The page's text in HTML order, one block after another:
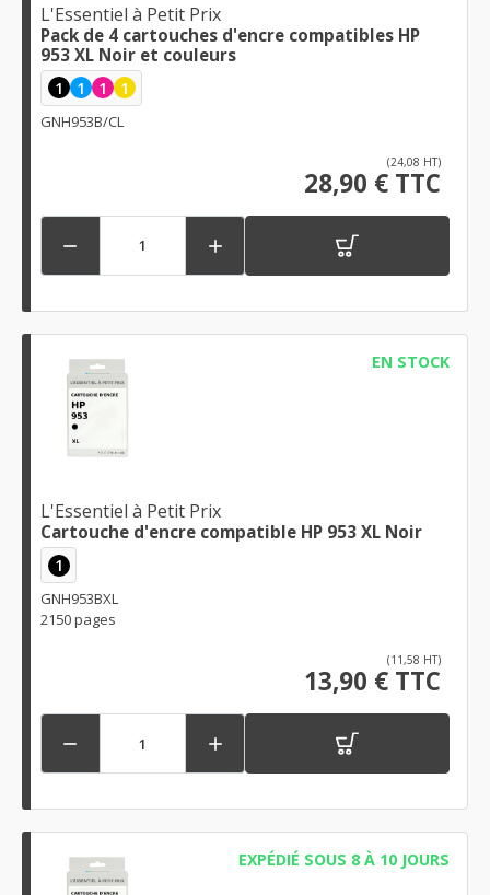
L'Essentiel à Petit Prix
Pack de 4 cartouches d'encre compatibles HP
953 XL Noir et couleurs
1 1 1 1
GNH953B/CL
(24,08 HT)
28,90 € TTC
 
EN STOCK
L'Essentiel à Petit Prix
Cartouche d'encre compatible HP 953 XL Noir
1
GNH953BXL
2150 pages
(11,58 HT)
13,90 € TTC
 
EXPÉDIÉ SOUS 8 À 10 JOURS